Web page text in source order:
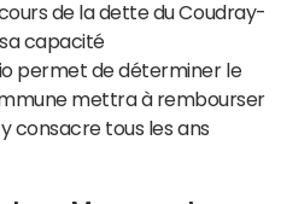
de la dette du Coudray-
capacité
permet de déterminer le
mettra à rembourser
consacre tous les ans